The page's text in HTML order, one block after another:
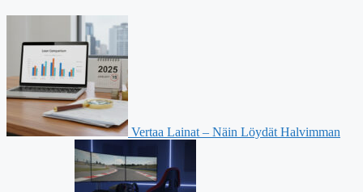
Vertaa Lainat – Näin Löydät Halvimman